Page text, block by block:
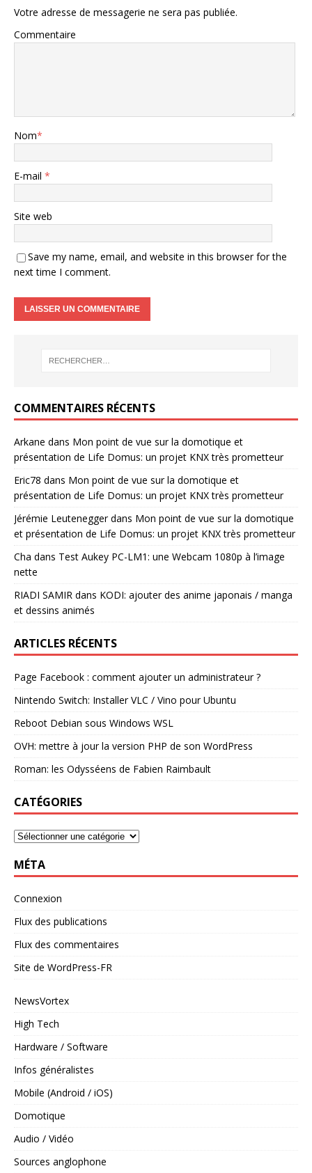
Votre adresse de messagerie ne sera pas publiée.
Commentaire
Nom*
E-mail *
Site web
Save my name, email, and website in this browser for the
next time I comment.
COMMENTAIRES RÉCENTS
Arkane dans Mon point de vue sur la domotique et
présentation de Life Domus: un projet KNX très prometteur
Eric78 dans Mon point de vue sur la domotique et
présentation de Life Domus: un projet KNX très prometteur
Jérémie Leuteneggerdans Mon point de vue sur la domotique
et présentation de Life Domus: un projet KNX très prometteur
Cha dans Test Aukey PC-LM1: une Webcam 1080p à l’image
nette
RIADI SAMIR dans KODI: ajouter des anime japonais / manga
et dessins animés
ARTICLES RÉCENTS
Page Facebook : comment ajouter un administrateur ?
Nintendo Switch: Installer VLC / Vino pour Ubuntu
Reboot Debian sous Windows WSL
OVH: mettre à jour la version PHP de son WordPress
Roman: les Odysséens de Fabien Raimbault
CATÉGORIES
MÉTA
Connexion
Flux des publications
Flux des commentaires
Site de WordPress-FR
NewsVortex
High Tech
Hardware / Software
Infos généralistes
Mobile (Android / iOS)
Domotique
Audio / Vidéo
Sources anglophone